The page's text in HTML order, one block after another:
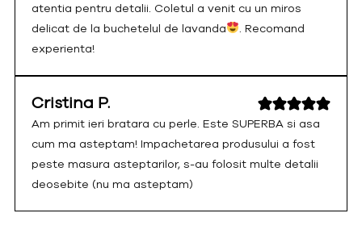
atentia pentru detalii. Coletul a venit cu un miros
delicat de la buchetelul de lavanda
. Recomand
experienta!
Cristina P.
Am primit ieri bratara cu perle. Este SUPERBA si asa
cum ma asteptam! Impachetarea produsului a fost
peste masura asteptarilor, s-au folosit multe detalii
deosebite (nu ma asteptam)